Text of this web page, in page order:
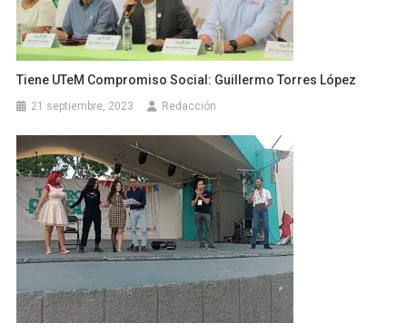
Tiene UTeM Compromiso Social: Guillermo Torres López
21 septiembre, 2023 Redacción